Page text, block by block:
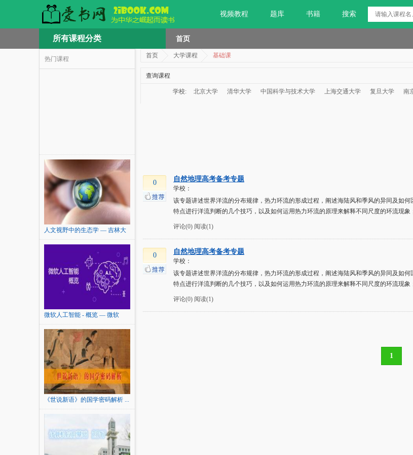
视频教程 题库 书籍 搜索
所有课程分类 首页
热门课程
人文视野中的生态学 — 吉林大
学
微软人工智能 - 概览 — 微软
《世说新语》的国学密码解析 ...
首页 大学课程 基础课
查询课程
学校: 北京大学 清华大学 中国科学与技术大学 上海交通大学 复旦大学 南
0 自然地理高考备考专题
学校：
该专题讲述世界洋流的分布规律，热力环流的形成过程，阐述海陆风和季风的异同及如
特点进行洋流判断的几个技巧，以及如何运用热力环流的原理来解释不同尺度的环流现象
评论(0) 阅读(1)
0 自然地理高考备考专题
学校：
该专题讲述世界洋流的分布规律，热力环流的形成过程，阐述海陆风和季风的异同及如
特点进行洋流判断的几个技巧，以及如何运用热力环流的原理来解释不同尺度的环流现象
评论(0) 阅读(1)
1